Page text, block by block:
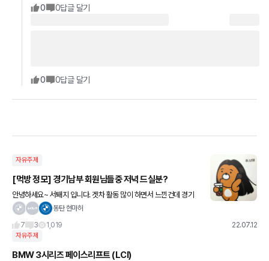
0 0답글 달기
0 0답글 달기
자유주제
[먹방 정모] 경기남부 회원님들중 저녁 드실분?
안녕하세요~ 서퇘지 입니다. 겟차 활동 많이 하면서 느낀건데 경기
남부쪽 사는분들 생각보다 있으신거 같아서요. 시간 괜찮으면 차 얘
동탄 현마허
7
3 1,019 22.07.12
자유주제
BMW 3시리즈 페이스리프트 (LCI)